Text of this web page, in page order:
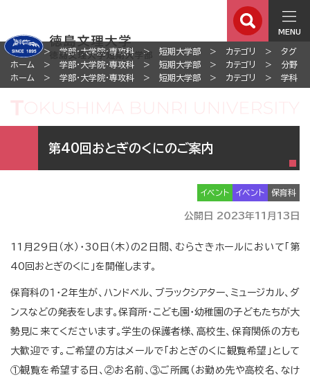
MENU
ホーム 学部・大学院・専攻科 短期大学部 カテゴリ
タグ
ホーム
学部・大学院・専攻科 短期大学部 カテゴリ
分野
ホーム
学部・大学院・専攻科 短期大学部 カテゴリ 学科
第40回おとぎのくにのご案内
イベント イベント 保育科
公開日 2023年11月13日
11月29日（水）・30日（木）の2日間、むらさきホールにおいて「第
40回おとぎのくに」を開催します。
保育科の１・2年生が、ハンドベル、ブラックシアター、ミュージカル、ダ
ンスなどの発表をします。保育所・こども園・幼稚園の子どもたちが大
勢見に来てくださいます。学生の保護者様、高校生、保育関係の方も
大歓迎です。ご希望の方はメールで「おとぎのくに観覧希望」として
①観覧を希望する日、②お名前、③ご所属（お勤め先や高校名、なけ